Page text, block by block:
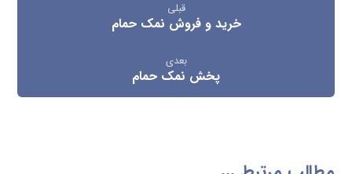
قبلی
خرید و فروش نمک حمام
بعدی
پخش نمک حمام